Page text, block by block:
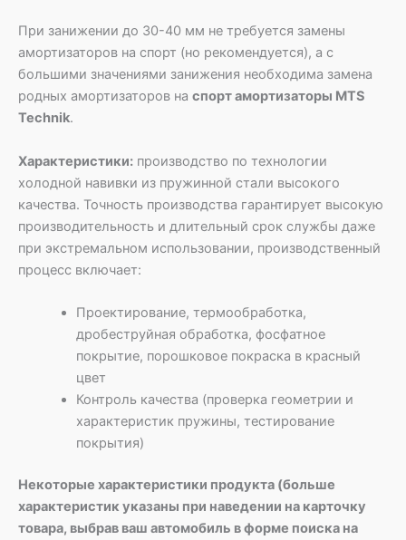
При занижении до 30-40 мм не требуется замены
амортизаторов на спорт (но рекомендуется), а с
большими значениями занижения необходима замена
родных амортизаторов на спорт амортизаторы MTS
Technik.
Характеристики: производство по технологии
холодной навивки из пружинной стали высокого
качества. Точность производства гарантирует высокую
производительность и длительный срок службы даже
при экстремальном использовании, производственный
процесс включает:
Проектирование, термообработка,
дробеструйная обработка, фосфатное
покрытие, порошковое покраска в красный
цвет
Контроль качества (проверка геометрии и
характеристик пружины, тестирование
покрытия)
Некоторые характеристики продукта (больше
характеристик указаны при наведении на карточку
товара, выбрав ваш автомобиль в форме поиска на